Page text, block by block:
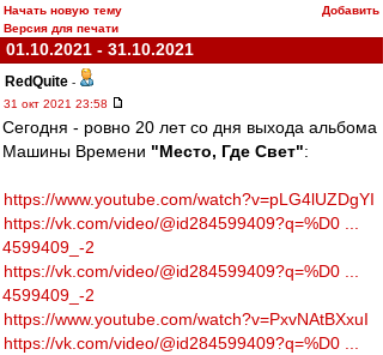
Начать новую тему
Добавить
Версия для печати
01.10.2021 - 31.10.2021
RedQuite -
31 окт 2021 23:58
Сегодня - ровно 20 лет со дня выхода альбома
Машины Времени "Место, Где Свет":
https://www.youtube.com/watch?v=pLG4lUZDgYI
https://vk.com/video/@id284599409?q=%D0 ...
4599409_-2
https://vk.com/video/@id284599409?q=%D0 ...
4599409_-2
https://www.youtube.com/watch?v=PxvNAtBXxuI
https://vk.com/video/@id284599409?q=%D0 ...